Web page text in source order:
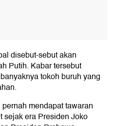
disebut-sebut akan
Putih. Kabar tersebut
tokoh buruh yang
mendapat tawaran
sejak era Presiden Joko